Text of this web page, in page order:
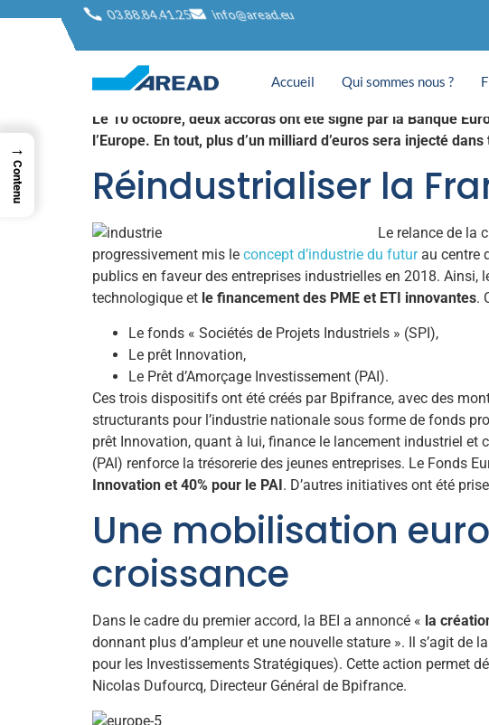
03.88.84.41.25 info@aread.eu
Accueil Qui sommes nous ?
Trois financements
l’innovation des PME
Le 10 octobre, deux accords ont été signé par la Banque
l’Europe. En tout, plus d’un milliard d’euros sera injecté
Réindustrialiser la
Le relance de la
progressivement mis le concept d’industrie du futurau centre
publics en faveur des entreprises industrielles en 2018.
technologique et le financement des PME et ETI innovantes.
Le fonds « Sociétés de Projets Industriels » (SPI),
Le prêt Innovation,
Le Prêt d’Amorçage Investissement (PAI).
Ces trois dispositifs ont été créés par Bpifrance, avec des
structurants pour l’industrie nationale sous forme de fonds
prêt Innovation, quant à lui, finance le lancement industriel
(PAI) renforce la trésorerie des jeunes entreprises. Le Fonds
Innovation et 40% pour le PAI. D’autres initiatives ont été
Une mobilisation
croissance
Dans le cadre du premier accord, la BEI a annoncé « la
donnant plus d’ampleur et une nouvelle stature ». Il s’agit de
pour les Investissements Stratégiques). Cette action permet
Nicolas Dufourcq, Directeur Général de Bpifrance.
→
Contenu